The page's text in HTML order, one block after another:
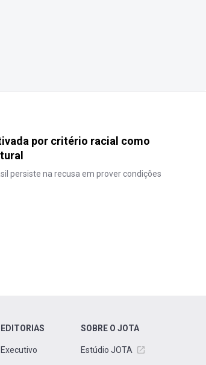
por critério racial como
persiste na recusa em prover condições
EDITORIAS
Executivo
SOBRE O JOTA
Estúdio JOTA